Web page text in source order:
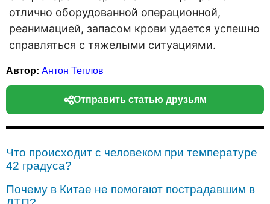
отлично оборудованной операционной,
реанимацией, запасом крови удается успешно
справляться с тяжелыми ситуациями.
Автор: Антон Теплов
Отправить статью друзьям
Что происходит с человеком при температуре
42 градуса?
Почему в Китае не помогают пострадавшим в